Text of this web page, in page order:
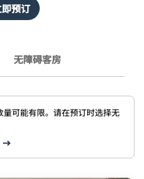
预订
无障碍客房
可能有限。请在预订时选择无